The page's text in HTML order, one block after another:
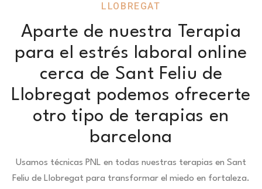
LLOBREGAT
Aparte de nuestra Terapia
para el estrés laboral online
cerca de Sant Feliu de
Llobregat podemos ofrecerte
otro tipo de terapias en
barcelona
Usamos técnicas PNL en todas nuestras terapias en Sant
Feliu de Llobregat para transformar el miedo en fortaleza.